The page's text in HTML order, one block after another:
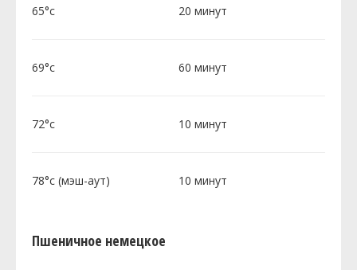
65°c 20 минут
69°c 60 минут
72°c 10 минут
78°c (мэш-аут) 10 минут
Пшеничное немецкое